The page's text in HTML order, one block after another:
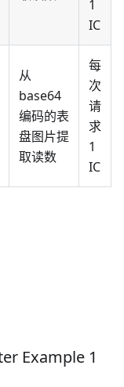
1
IC
从
base64
编码的表
盘图片提
取读数
每
次
请
求
1
IC